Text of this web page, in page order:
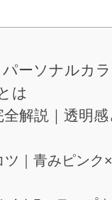
ーソナルカラ
は
解説｜透明
｜青みピンク